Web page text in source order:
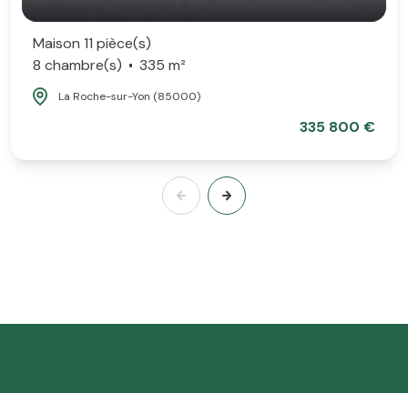
Maison 11 pièce(s)
8 chambre(s)
335 m²
La Roche-sur-Yon (85000)
335 800 €